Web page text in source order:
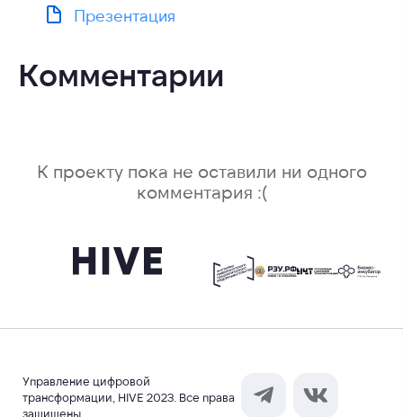
Презентация
Комментарии
К проекту пока не оставили ни одного
комментария :(
Управление цифровой
трансформации, HIVE 2023. Все права
защищены.